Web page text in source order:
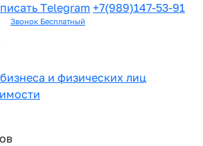
Telegram +7(989)147-53-91
Звонок Бесплатный
и физических лиц